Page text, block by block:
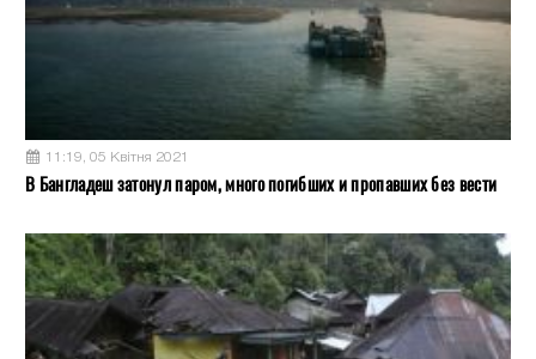
11:19, 05 Квітня 2021
В Бангладеш затонул паром, много погибших и пропавших без вести